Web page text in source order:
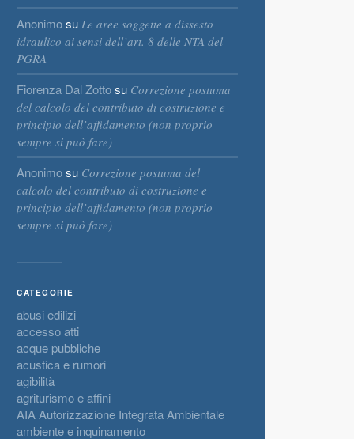
Anonimosu Le aree soggette a dissesto
idraulico ai sensi dell’art. 8 delle NTA del
PGRA
Fiorenza Dal Zottosu Correzione postuma
del calcolo del contributo di costruzione e
principio dell’affidamento (non proprio
sempre si può fare)
Anonimosu Correzione postuma del
calcolo del contributo di costruzione e
principio dell’affidamento (non proprio
sempre si può fare)
CATEGORIE
abusi edilizi
accesso atti
acque pubbliche
acustica e rumori
agibilità
agriturismo e affini
AIA Autorizzazione Integrata Ambientale
ambiente e inquinamento